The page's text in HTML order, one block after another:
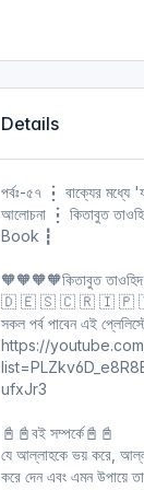
Details
পর্বঃ-৫৭ ┇ বাক্যের মধ্যে
আলোচনা ┇ কিতাবুত
Book ┇
🧡🧡🧡🧡কিতাবুত
🇩 🇪 🇸 🇨 🇷 🇮 🇵
সকল পর্ব পাবেন এই
https://
ufxJr3
📓📓বই সম্পর্কে📓📓
যে আল্লাহকে ভয় করে,
করে দেন এবং এমন উপায়ে